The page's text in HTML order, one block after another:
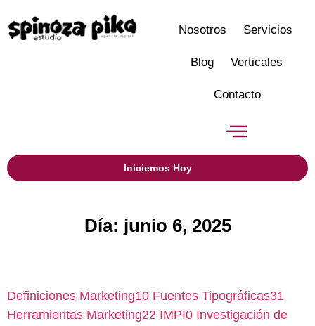
Nosotros Servicios
Blog Verticales
Contacto
Iniciemos Hoy
Día: junio 6, 2025
Definiciones Marketing10 Fuentes Tipográficas31
Herramientas Marketing22 IMPI0 Investigación de